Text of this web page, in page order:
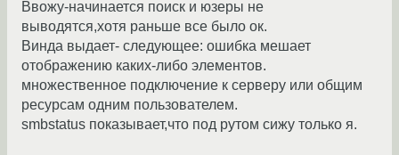
Ввожу-начинается поиск и юзеры не
выводятся,хотя раньше все было ок.
Винда выдает- следующее: ошибка мешает
отображению каких-либо элементов.
множественное подключение к серверу или общим
ресурсам одним пользователем.
smbstatus показывает,что под рутом сижу только я.